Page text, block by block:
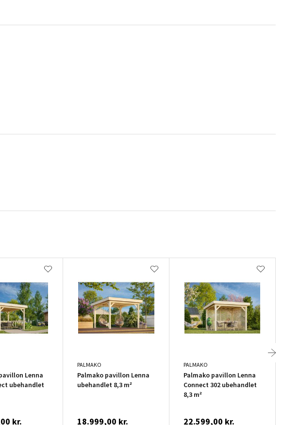
Lenna
ubehandlet
kr.
PALMAKO
Palmako pavillon Lenna
ubehandlet 8,3 m²
18.999,00 kr.
PALMAKO
Palmako pavillon Lenna
Connect 302 ubehandlet
8,3 m²
22.599,00 kr.